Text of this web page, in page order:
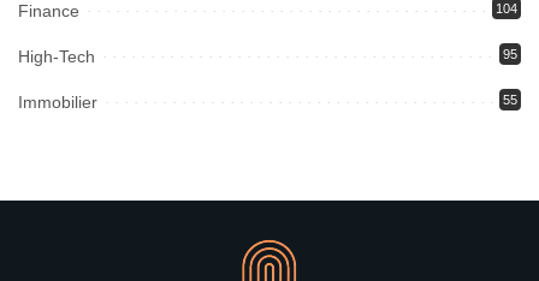
Finance 104
High-Tech 95
Immobilier 55